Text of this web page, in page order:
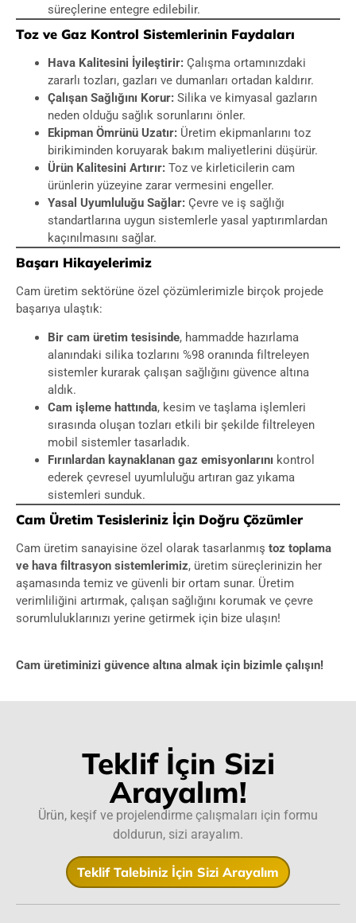
süreçlerine entegre edilebilir.
Toz ve Gaz Kontrol Sistemlerinin Faydaları
Hava Kalitesini İyileştirir: Çalışma ortamınızdaki
zararlı tozları, gazları ve dumanları ortadan kaldırır.
Çalışan Sağlığını Korur: Silika ve kimyasal gazların
neden olduğu sağlık sorunlarını önler.
Ekipman Ömrünü Uzatır: Üretim ekipmanlarını toz
birikiminden koruyarak bakım maliyetlerini düşürür.
Ürün Kalitesini Artırır: Toz ve kirleticilerin cam
ürünlerin yüzeyine zarar vermesini engeller.
Yasal Uyumluluğu Sağlar: Çevre ve iş sağlığı
standartlarına uygun sistemlerle yasal yaptırımlardan
kaçınılmasını sağlar.
Başarı Hikayelerimiz
Cam üretim sektörüne özel çözümlerimizle birçok projede
başarıya ulaştık:
Bir cam üretim tesisinde, hammadde hazırlama
alanındaki silika tozlarını %98 oranında filtreleyen
sistemler kurarak çalışan sağlığını güvence altına
aldık.
Cam işleme hattında, kesim ve taşlama işlemleri
sırasında oluşan tozları etkili bir şekilde filtreleyen
mobil sistemler tasarladık.
Fırınlardan kaynaklanan gaz emisyonlarını kontrol
ederek çevresel uyumluluğu artıran gaz yıkama
sistemleri sunduk.
Cam Üretim Tesisleriniz İçin Doğru Çözümler
Cam üretim sanayisine özel olarak tasarlanmış toz toplama
ve hava filtrasyon sistemlerimiz, üretim süreçlerinizin her
aşamasında temiz ve güvenli bir ortam sunar. Üretim
verimliliğini artırmak, çalışan sağlığını korumak ve çevre
sorumluluklarınızı yerine getirmek için bize ulaşın!
Cam üretiminizi güvence altına almak için bizimle çalışın!
Teklif İçin Sizi
Arayalım!
Ürün, keşif ve projelendirme çalışmaları için formu
doldurun, sizi arayalım.
Teklif Talebiniz İçin Sizi Arayalım